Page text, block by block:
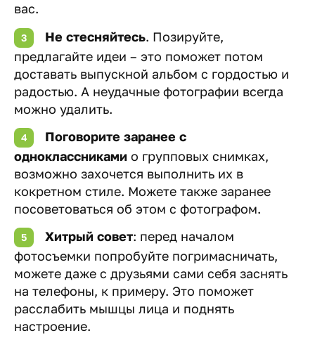
вас.
Не стесняйтесь. Позируйте,
предлагайте идеи – это поможет потом
доставать выпускной альбом с гордостью и
радостью. А неудачные фотографии всегда
можно удалить.
Поговорите заранее с
одноклассниками о групповых снимках,
возможно захочется выполнить их в
кокретном стиле. Можете также заранее
посоветоваться об этом с фотографом.
Хитрый совет: перед началом
фотосъемки попробуйте погримасничать,
можете даже с друзьями сами себя заснять
на телефоны, к примеру. Это поможет
расслабить мышцы лица и поднять
настроение.